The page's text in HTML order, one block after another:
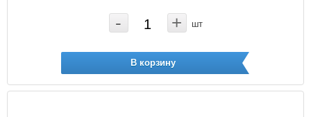
- + шт
В корзину